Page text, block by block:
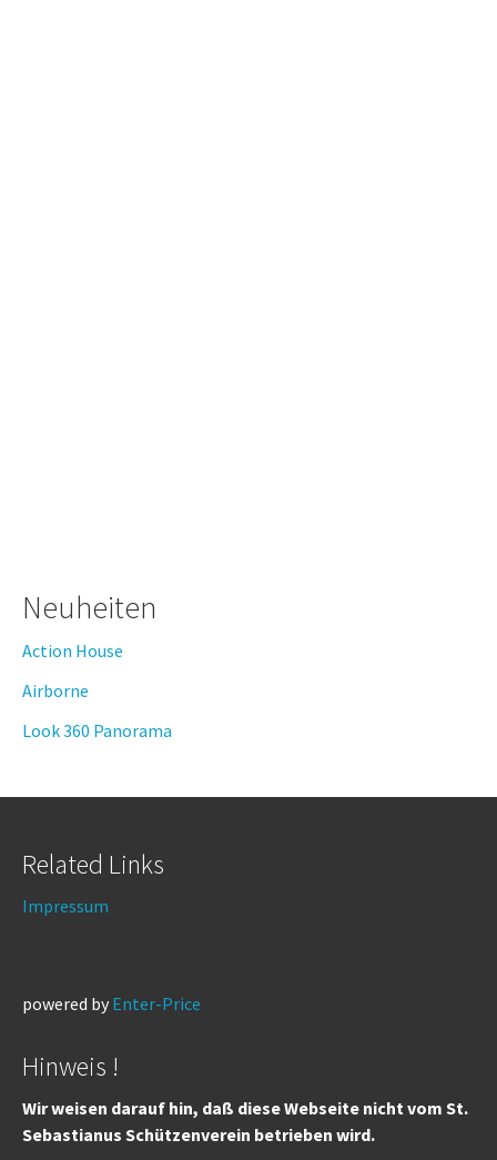
Neuheiten
Action House
Airborne
Look 360 Panorama
Related Links
Impressum
powered by Enter-Price
Hinweis !
Wir weisen darauf hin, daß diese Webseite nicht vom St.
Sebastianus Schützenverein betrieben wird.